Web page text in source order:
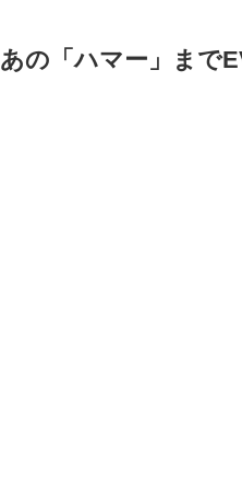
あの「ハマー」まで